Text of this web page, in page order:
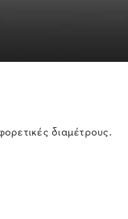
διαμέτρους.